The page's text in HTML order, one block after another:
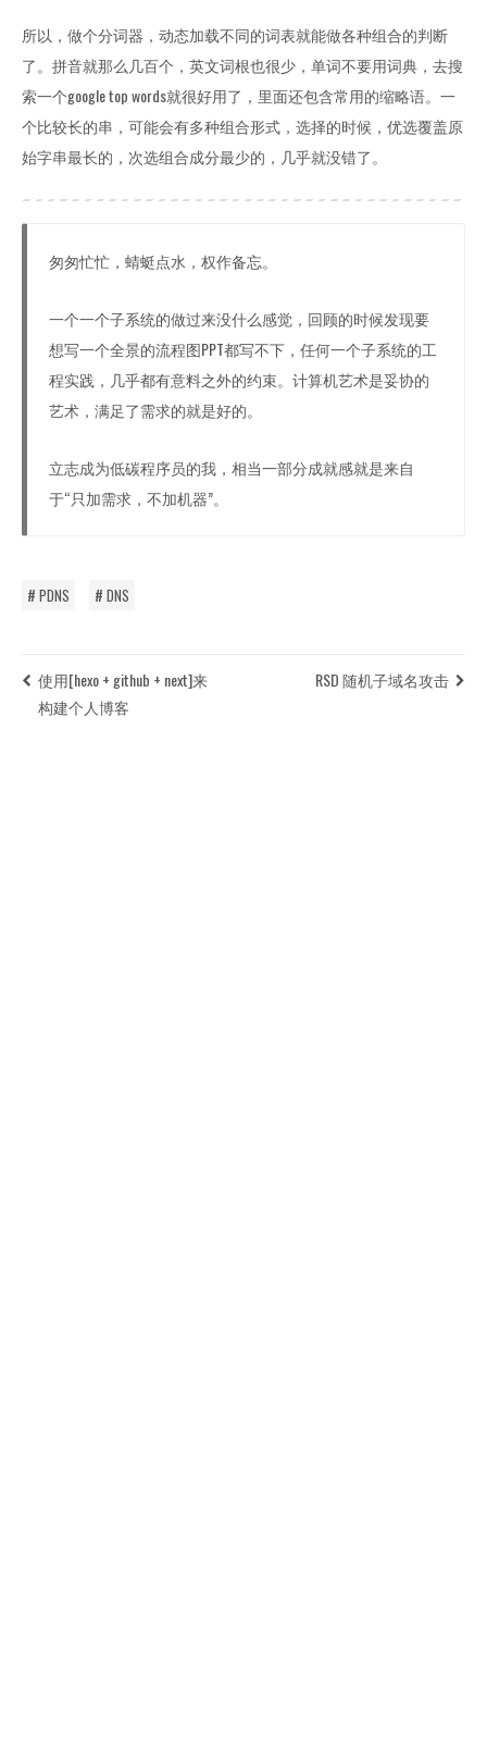
所以，做个分词器，动态加载不同的词表就能做各种组合的判断
了。拼音就那么几百个，英文词根也很少，单词不要用词典，去搜
索一个google top words就很好用了，里面还包含常用的缩略语。一
个比较长的串，可能会有多种组合形式，选择的时候，优选覆盖原
始字串最长的，次选组合成分最少的，几乎就没错了。
匆匆忙忙，蜻蜓点水，权作备忘。
一个一个子系统的做过来没什么感觉，回顾的时候发现要
想写一个全景的流程图PPT都写不下，任何一个子系统的工
程实践，几乎都有意料之外的约束。计算机艺术是妥协的
艺术，满足了需求的就是好的。
立志成为低碳程序员的我，相当一部分成就感就是来自
于“只加需求，不加机器”。
# PDNS # DNS
使用[hexo + github + next]来
构建个人博客
RSD 随机子域名攻击